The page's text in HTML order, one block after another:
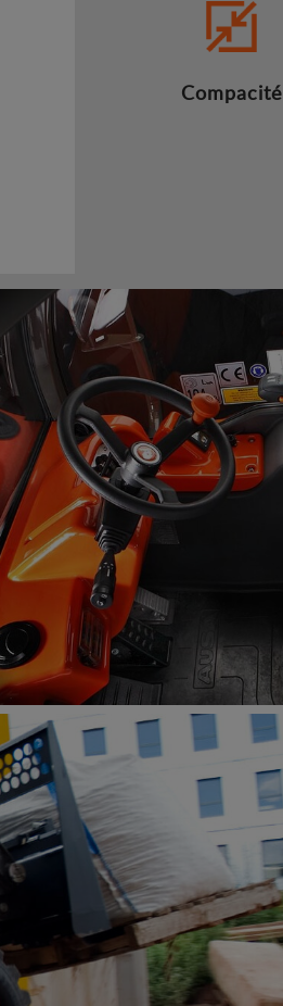
Compacité